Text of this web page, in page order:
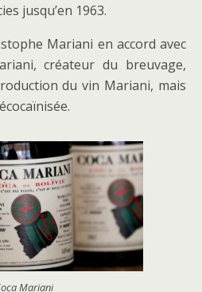
jusqu’en 1963.
Mariani en accord avec
créateur du breuvage,
du vin Mariani, mais
Mariani